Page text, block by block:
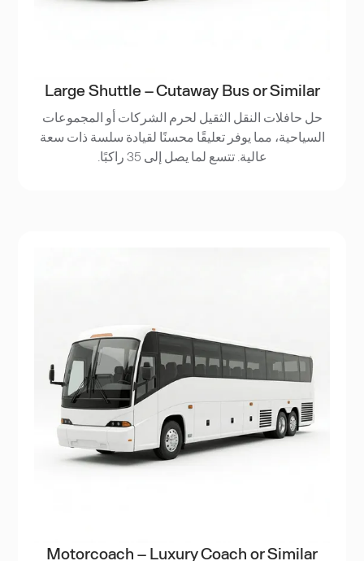
Large Shuttle – Cutaway Bus or Similar
حل حافلات النقل الثقيل لحرم الشركات أو المجموعات
السياحية، مما يوفر تعليقًا محسنًا لقيادة سلسة ذات سعة
عالية. تتسع لما يصل إلى 35 راكبًا.
Motorcoach – Luxury Coach or Similar